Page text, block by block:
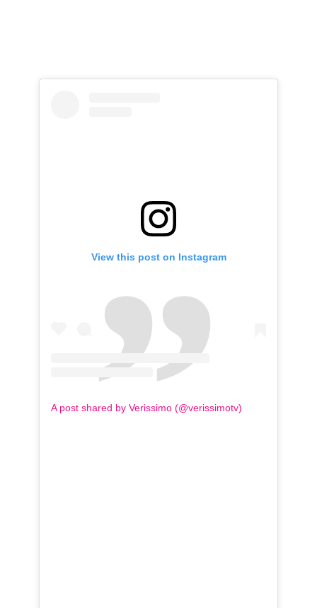
View this post on Instagram
A post shared by Verissimo (@verissimotv)